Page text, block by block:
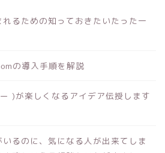
るための知っておきたいたった一
の導入手順を解説
)が楽しくなるアイデア伝授します
るのに、気になる人が出来てしま